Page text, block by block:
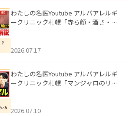
わたしの名医Youtube アルバアレルギ
ークリニック札幌「赤ら顔・酒さ・ニ
した。
2026.07.17
わたしの名医Youtube アルバアレルギ
ークリニック札幌「マンジャロのリア
た。
2026.07.10